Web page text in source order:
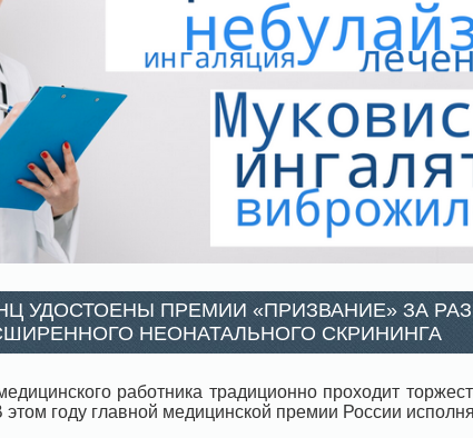
УДОСТОЕНЫ ПРЕМИИ «ПРИЗВАНИЕ» ЗА
НЕОНАТАЛЬНОГО СКРИНИНГА
работника традиционно проходит
году главной медицинской премии России